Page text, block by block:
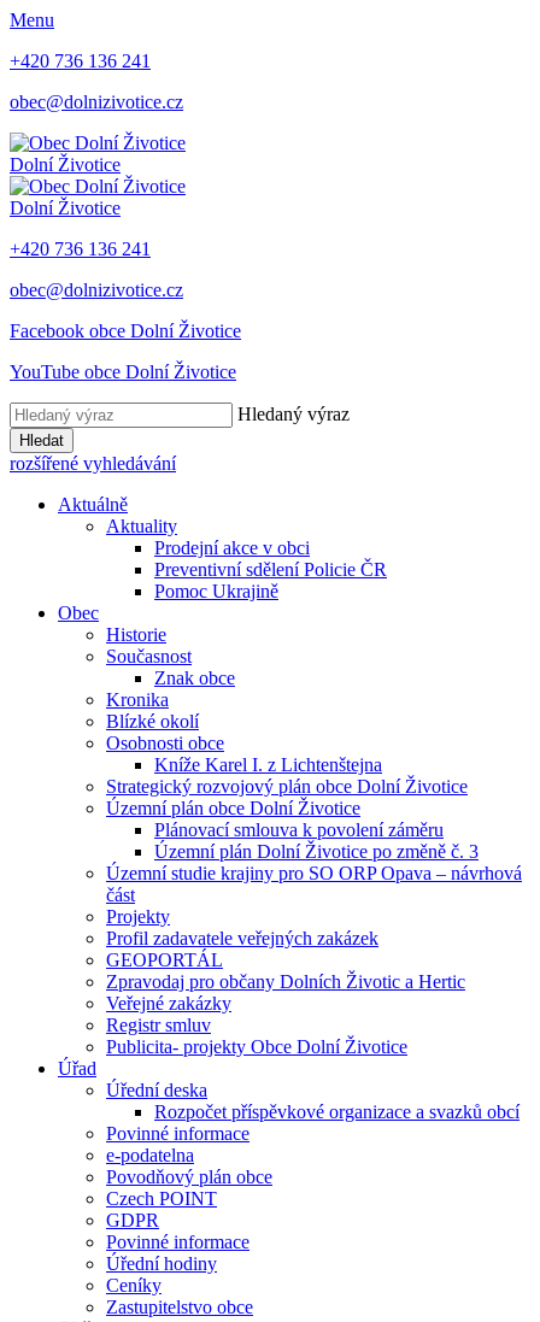
Menu
+420 736 136 241
obec@dolnizivotice.cz
Dolní Životice
Dolní Životice
+420 736 136 241
obec@dolnizivotice.cz
Facebook obce Dolní Životice
YouTube obce Dolní Životice
Hledaný výraz
Hledat
rozšířené vyhledávání
Aktuálně
Aktuality
Prodejní akce v obci
Preventivní sdělení Policie ČR
Pomoc Ukrajině
Obec
Historie
Současnost
Znak obce
Kronika
Blízké okolí
Osobnosti obce
Kníže Karel I. z Lichtenštejna
Strategický rozvojový plán obce Dolní Životice
Územní plán obce Dolní Životice
Plánovací smlouva k povolení záměru
Územní plán Dolní Životice po změně č. 3
Územní studie krajiny pro SO ORP Opava – návrhová
část
Projekty
Profil zadavatele veřejných zakázek
GEOPORTÁL
Zpravodaj pro občany Dolních Životic a Hertic
Veřejné zakázky
Registr smluv
Publicita- projekty Obce Dolní Životice
Úřad
Úřední deska
Rozpočet příspěvkové organizace a svazků obcí
Povinné informace
e-podatelna
Povodňový plán obce
Czech POINT
GDPR
Povinné informace
Úřední hodiny
Ceníky
Zastupitelstvo obce